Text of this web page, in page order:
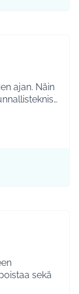
ajan. Näin
ja liikenne
sekä